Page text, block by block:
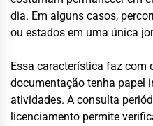
dia. Em alguns casos,
ou estados em uma única
Essa característica faz com
documentação tenha papel
atividades. A consulta
licenciamento permite